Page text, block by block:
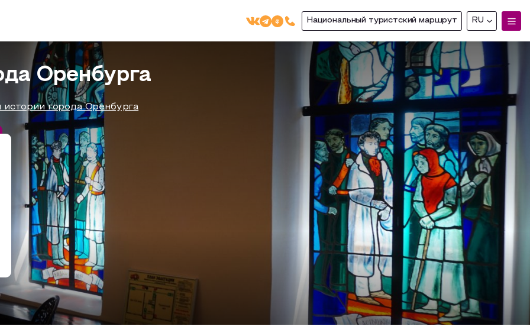
Национальный туристский маршрут RU
Оренбурга
истории города Оренбурга